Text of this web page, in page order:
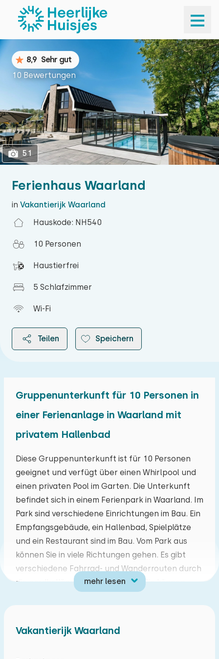
1
Ferienhaus Waarland
in Vakantierijk Waarland
Hauskode: NH540
10 Personen
Haustierfrei
5 Schlafzimmer
Wi-Fi
Teilen Speichern
8,9 Sehr gut
10 Bewertungen
51
Gruppenunterkunft für 10 Personen in
einer Ferienanlage in Waarland mit
privatem Hallenbad
Diese Gruppenunterkunft ist für 10 Personen
geeignet und verfügt über einen Whirlpool und
einen privaten Pool im Garten. Die Unterkunft
befindet sich in einem Ferienpark in Waarland. Im
Park sind verschiedene Einrichtungen im Bau. Ein
Empfangsgebäude, ein Hallenbad, Spielplätze
und ein Restaurant sind im Bau. Vom Park aus
können Sie in viele Richtungen gehen. Es gibt
verschiedene Fahrrad- und Wanderrouten durch
die nordholländische Landschaft. Sie können
sind ebenfalls leicht zu erreichen. Sie können
mehr lesen
August 2026
Mo Di Mi Do Fr Sa So
27 28 29 30 31 01 02
03 04 05 06 07 08 09
10 11 12 13 14 15 16
17 18 19 20 21 22 23
Vakantierijk Waarland